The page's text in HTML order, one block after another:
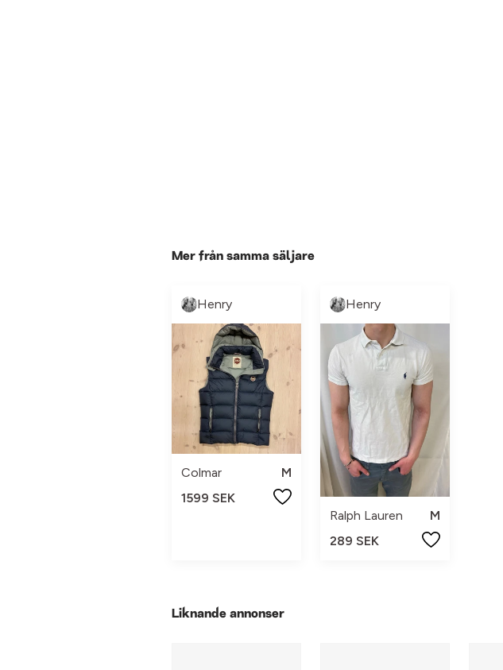
Mer från samma säljare
Henry
Colmar
M
1599 SEK
Henry
Ralph Lauren
M
289 SEK
Liknande annonser